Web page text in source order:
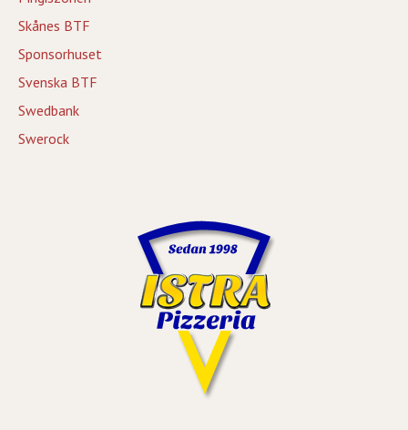
Skånes BTF
Sponsorhuset
Svenska BTF
Swedbank
Swerock